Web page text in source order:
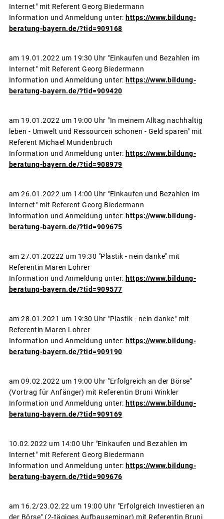
Internet" mit Referent Georg Biedermann
Information und Anmeldung unter: https://www.bildung-
beratung-bayern.de/?tid=909168
am 19.01.2022 um 19:30 Uhr "Einkaufen und Bezahlen im
Internet" mit Referent Georg Biedermann
Information und Anmeldung unter: https://www.bildung-
beratung-bayern.de/?tid=909420
am 19.01.2022 um 19:00 Uhr "In meinem Alltag nachhaltig
leben - Umwelt und Ressourcen schonen - Geld sparen" mit
Referent Michael Mundenbruch
Information und Anmeldung unter: https://www.bildung-
beratung-bayern.de/?tid=908979
am 26.01.2022 um 14:00 Uhr "Einkaufen und Bezahlen im
Internet" mit Referent Georg Biedermann
Information und Anmeldung unter: https://www.bildung-
beratung-bayern.de/?tid=909675
am 27.01.20222 um 19:30 "Plastik - nein danke" mit
Referentin Maren Lohrer
Information und Anmeldung unter: https://www.bildung-
beratung-bayern.de/?tid=909577
am 28.01.2021 um 19:30 Uhr "Plastik - nein danke" mit
Referentin Maren Lohrer
Information und Anmeldung unter: https://www.bildung-
beratung-bayern.de/?tid=909190
am 09.02.2022 um 19:00 Uhr "Erfolgreich an der Börse"
(Vortrag für Anfänger) mit Referentin Bruni Winkler
Information und Anmeldung unter: https://www.bildung-
beratung-bayern.de/?tid=909169
10.02.2022 um 14:00 Uhr "Einkaufen und Bezahlen im
Internet" mit Referent Georg Biedermann
Information und Anmeldung unter: https://www.bildung-
beratung-bayern.de/?tid=909676
am 16.2/23.02.22 um 19:00 Uhr "Erfolgreich Investieren an
der Börse" (2-tägiges Aufbauseminar) mit Referentin Bruni